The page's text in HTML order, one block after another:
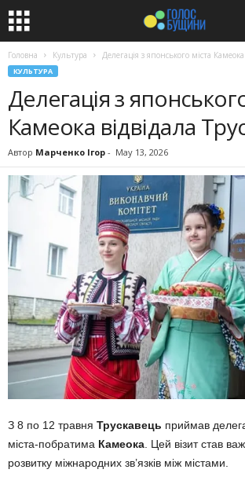
Головна Культура Делегація з японського міста
КУЛЬТУРА
Делегація з
Камеока відвідала
Автор Марченко Ігор - May 13, 2026
З 8 по 12 травня Трускавець приймав
міста-побратима Камеока. Цей візит став
розвитку міжнародних зв’язків між містами.